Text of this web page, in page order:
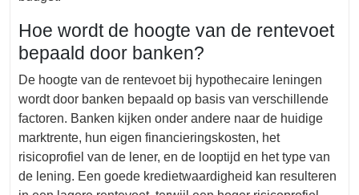
Hoe wordt de hoogte van de rentevoet
bepaald door banken?
De hoogte van de rentevoet bij hypothecaire leningen
wordt door banken bepaald op basis van verschillende
factoren. Banken kijken onder andere naar de huidige
marktrente, hun eigen financieringskosten, het
risicoprofiel van de lener, en de looptijd en het type van
de lening. Een goede kredietwaardigheid kan resulteren